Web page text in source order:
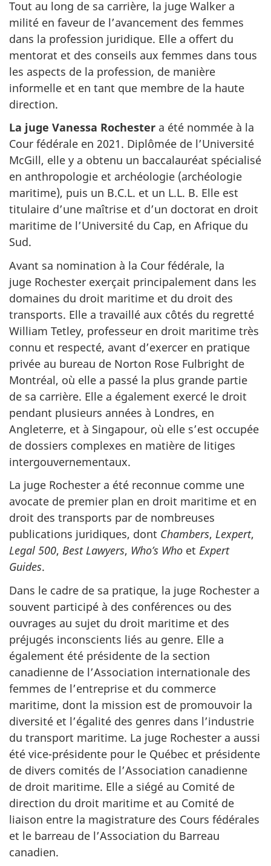
Tout au long de sa carrière, la juge Walker a
milité en faveur de l’avancement des femmes
dans la profession juridique. Elle a offert du
mentorat et des conseils aux femmes dans tous
les aspects de la profession, de manière
informelle et en tant que membre de la haute
direction.
La juge Vanessa Rochester a été nommée à la
Cour fédérale en 2021. Diplômée de l’Université
McGill, elle y a obtenu un baccalauréat spécialisé
en anthropologie et archéologie (archéologie
maritime), puis un B.C.L. et un L.L. B. Elle est
titulaire d’une maîtrise et d’un doctorat en droit
maritime de l’Université du Cap, en Afrique du
Sud.
Avant sa nomination à la Cour fédérale, la
juge Rochester exerçait principalement dans les
domaines du droit maritime et du droit des
transports. Elle a travaillé aux côtés du regretté
William Tetley, professeur en droit maritime très
connu et respecté, avant d’exercer en pratique
privée au bureau de Norton Rose Fulbright de
Montréal, où elle a passé la plus grande partie
de sa carrière. Elle a également exercé le droit
pendant plusieurs années à Londres, en
Angleterre, et à Singapour, où elle s’est occupée
de dossiers complexes en matière de litiges
intergouvernementaux.
La juge Rochester a été reconnue comme une
avocate de premier plan en droit maritime et en
droit des transports par de nombreuses
publications juridiques, dont Chambers, Lexpert,
Legal 500, Best Lawyers, Who’s Who et Expert
Guides.
Dans le cadre de sa pratique, la juge Rochester a
souvent participé à des conférences ou des
ouvrages au sujet du droit maritime et des
préjugés inconscients liés au genre. Elle a
également été présidente de la section
canadienne de l’Association internationale des
femmes de l’entreprise et du commerce
maritime, dont la mission est de promouvoir la
diversité et l’égalité des genres dans l’industrie
du transport maritime. La juge Rochester a aussi
été vice-présidente pour le Québec et présidente
de divers comités de l’Association canadienne
de droit maritime. Elle a siégé au Comité de
direction du droit maritime et au Comité de
liaison entre la magistrature des Cours fédérales
et le barreau de l’Association du Barreau
canadien.